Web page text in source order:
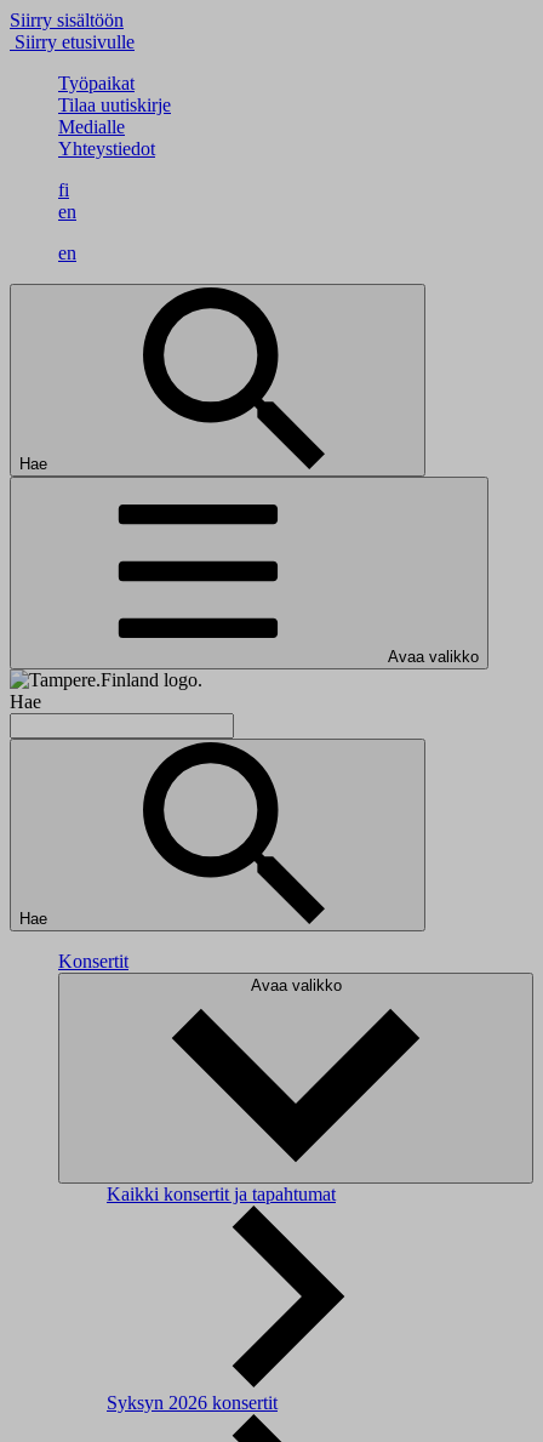
Siirry sisältöön
Siirry etusivulle
Työpaikat
Tilaa uutiskirje
Medialle
Yhteystiedot
fi
en
en
Hae
Avaa valikko
Hae
Hae
Konsertit
Avaa valikko
Kaikki konsertit ja tapahtumat
Syksyn 2026 konsertit